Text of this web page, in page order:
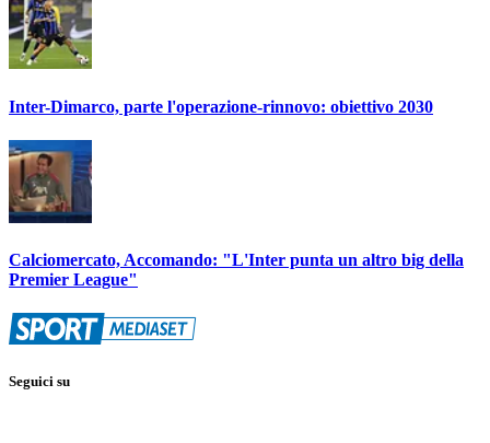
Inter-Dimarco, parte l'operazione-rinnovo: obiettivo 2030
Calciomercato, Accomando: "L'Inter punta un altro big della
Premier League"
Seguici su